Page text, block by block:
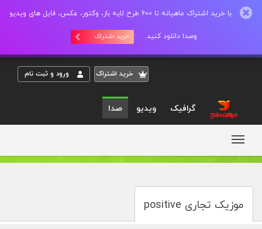
با خرید اشتراک ماهیانه تا 600 طرح لایه باز، وکتور، عکس، فایل های ویدیو
وصدا دانلود کنید. خرید اشتراک
خريد اشتراک ورود و ثبت نام
گرافیک ویدیو صدا
موزیک تجاری positive